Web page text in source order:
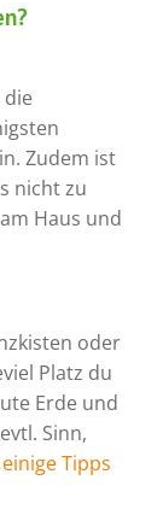
Zudem ist
nicht zu
Haus und
oder
Platz du
Erde und
Sinn,
einige Tipps